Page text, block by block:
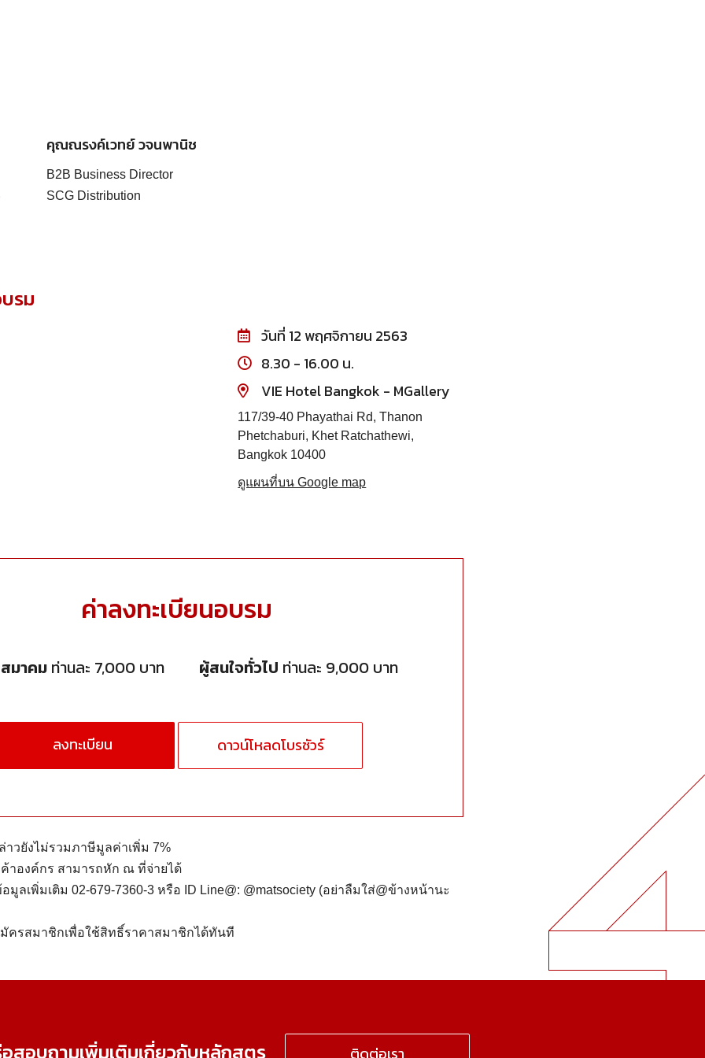
คุณณรงค์เวทย์ วจนพานิช
B2B Business Director
SCG Distribution
รม
วันที่ 12 พฤศจิกายน 2563
8.30 - 16.00 น.
VIE Hotel Bangkok - MGallery
117/39-40 Phayathai Rd, Thanon
Phetchaburi, Khet Ratchathewi,
Bangkok 10400
ดูแผนที่บน Google map
ค่าลงทะเบียนอบรม
มาคม ท่านละ 7,000 บาท ผู้สนใจทั่วไป ท่านละ 9,000 บาท
ลงทะเบียน ดาวน์โหลดโบรชัวร์
าวยังไม่รวมภาษีมูลค่าเพิ่ม 7%
าองค์กร สามารถหัก ณ ที่จ่ายได้
มูลเพิ่มเติม 02-679-7360-3 หรือ ID Line@: @matsociety (อย่าลืมใส่@ข้างหน้านะ
มัครสมาชิกเพื่อใช้สิทธิ์ราคาสมาชิกได้ทันที
สอบถามเพิ่มเติมเกี่ยวกับหลักสูตร